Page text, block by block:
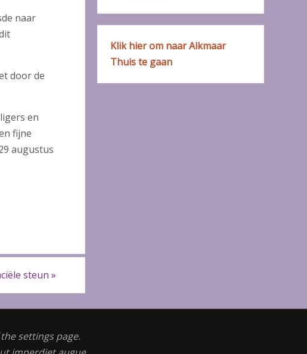
naar
door de
en
fijne
augustus
steun »
Klik hier om naar Alkmaar
Thuis te gaan
settings page.